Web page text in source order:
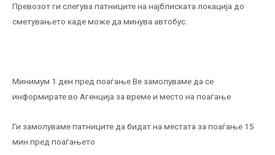
Превозот ги слегува патниците на најблиската локација до
сметувањето каде може да минува автобус.
Минимум 1 ден пред поаѓање Ве замолуваме да се
информирате во Агенција за време и место на поаѓање
Ги замолуваме патниците да бидат на местата за поаѓање 15
мин пред поаѓањето